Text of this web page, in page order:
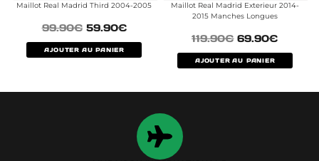
Maillot Real Madrid Third 2004-2005
99.90€ 59.90€
AJOUTER AU PANIER
Maillot Real Madrid Exterieur 2014-
2015 Manches Longues
119.90€ 69.90€
AJOUTER AU PANIER